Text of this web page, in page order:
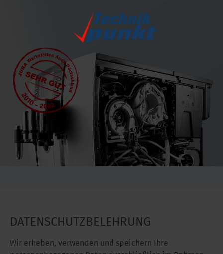
DATENSCHUTZBELEHRUNG
Wir erheben, verwenden und speichern Ihre